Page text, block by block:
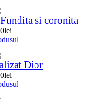
si coronita
lei
Dior
lei